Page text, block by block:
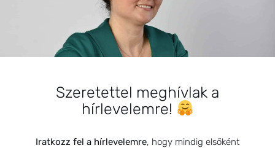
A 21. századi ember Bermuda-
háromszöge: Stressz, Alvás,
Emésztés
Apiterápiás szerek, azaz méhészeti
termékek az egészségért
Szeretettel meghívlak a
hírlevelemre!
Iratkozz fel a hírlevelemre, hogy mindig elsőként